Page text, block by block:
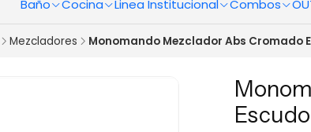
Baño Cocina Linea Institucional Combos
Mezcladores Monomando Mezclador Abs Cromado